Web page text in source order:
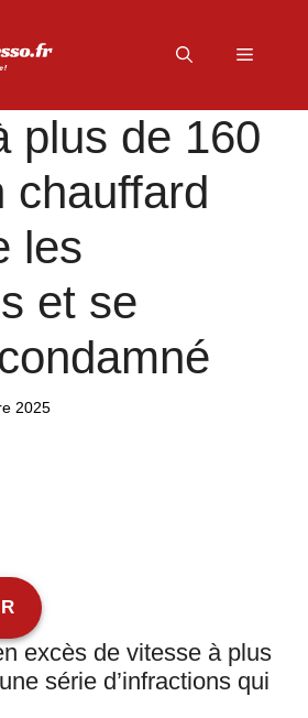
Menu
plus de 160
chauffard
les
et se
2025
excès de vitesse à plus
série d’infractions qui